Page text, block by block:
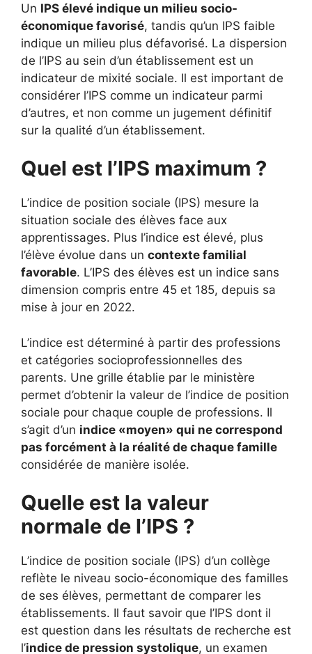
Un IPS élevé indique un milieu socio-
économique favorisé, tandis qu’un IPS faible
indique un milieu plus défavorisé. La dispersion
de l’IPS au sein d’un établissement est un
indicateur de mixité sociale. Il est important de
considérer l’IPS comme un indicateur parmi
d’autres, et non comme un jugement définitif
sur la qualité d’un établissement.
Quel est l’IPS maximum ?
L’indice de position sociale (IPS) mesure la
situation sociale des élèves face aux
apprentissages. Plus l’indice est élevé, plus
l’élève évolue dans un contexte familial
favorable. L’IPS des élèves est un indice sans
dimension compris entre 45 et 185, depuis sa
mise à jour en 2022.
L’indice est déterminé à partir des professions
et catégories socioprofessionnelles des
parents. Une grille établie par le ministère
permet d’obtenir la valeur de l’indice de position
sociale pour chaque couple de professions. Il
s’agit d’un indice «moyen» qui ne correspond
pas forcément à la réalité de chaque famille
considérée de manière isolée.
Quelle est la valeur
normale de l’IPS ?
L’indice de position sociale (IPS) d’un collège
reflète le niveau socio-économique des familles
de ses élèves, permettant de comparer les
établissements. Il faut savoir que l’IPS dont il
est question dans les résultats de recherche est
l’indice de pression systolique, un examen